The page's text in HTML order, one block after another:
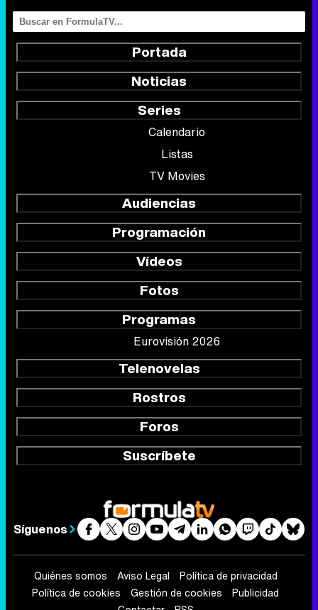
Portada
Noticias
Series
Calendario
Listas
TV Movies
Audiencias
Programación
Vídeos
Fotos
Programas
Eurovisión 2026
Telenovelas
Rostros
Foros
Suscríbete
Síguenos
Quiénes somos Aviso Legal
Política de privacidad
Política de cookies
Gestión de cookies
Publicidad